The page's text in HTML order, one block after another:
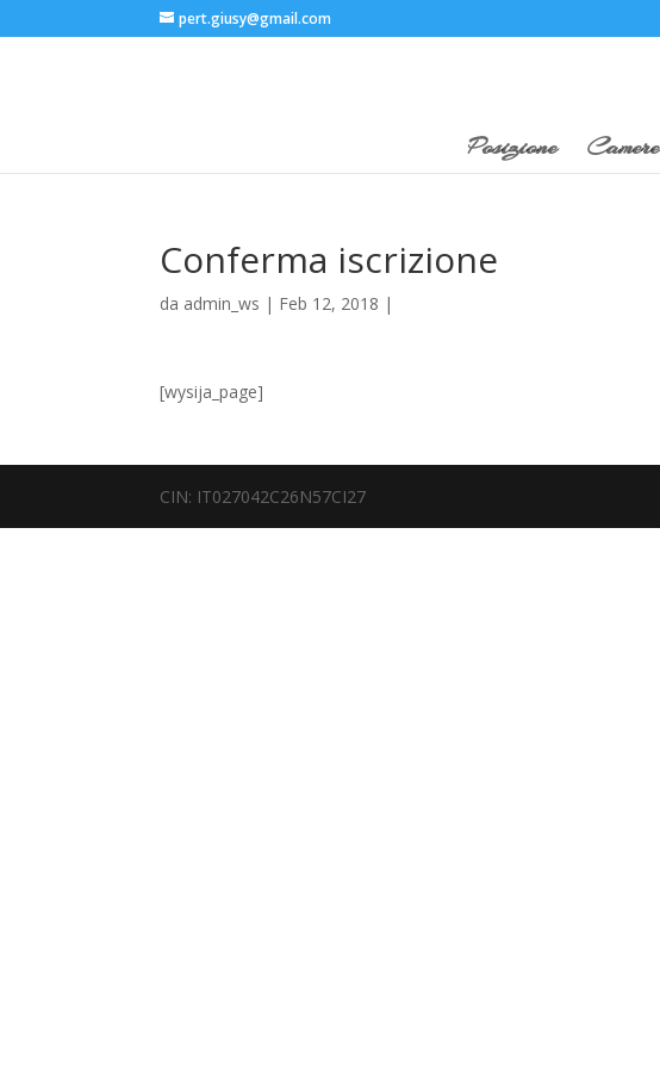
pert.giusy@gmail.com
Posizione Camere
Conferma iscrizione
da admin_ws | Feb 12, 2018 |
[wysija_page]
CIN: IT027042C26N57CI27